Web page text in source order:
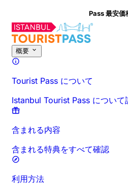
Pass 最安価格！
概要
Tourist Pass について
Istanbul Tourist Pass について
含まれる内容
含まれる特典をすべて確認
利用方法
このアクティビティについて 概要 時